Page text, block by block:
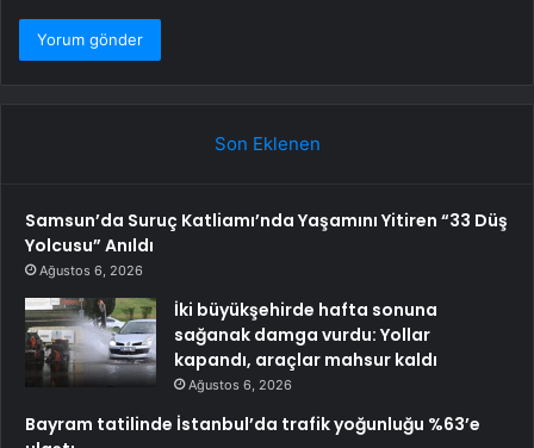
Son Eklenen
Samsun’da Suruç Katliamı’nda Yaşamını Yitiren “33 Düş
Yolcusu” Anıldı
Ağustos 6, 2026
İki büyükşehirde hafta sonuna
sağanak damga vurdu: Yollar
kapandı, araçlar mahsur kaldı
Ağustos 6, 2026
Bayram tatilinde İstanbul’da trafik yoğunluğu %63’e